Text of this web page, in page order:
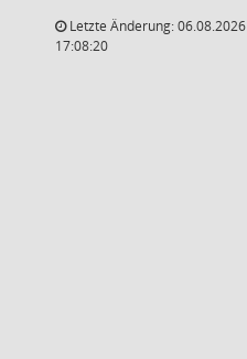
Letzte Änderung: 06.08.2026
17:08:20